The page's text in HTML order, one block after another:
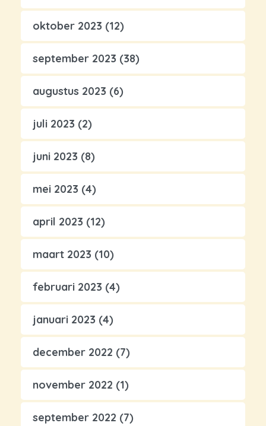
oktober 2023 (12)
september 2023 (38)
augustus 2023 (6)
juli 2023 (2)
juni 2023 (8)
mei 2023 (4)
april 2023 (12)
maart 2023 (10)
februari 2023 (4)
januari 2023 (4)
december 2022 (7)
november 2022 (1)
september 2022 (7)